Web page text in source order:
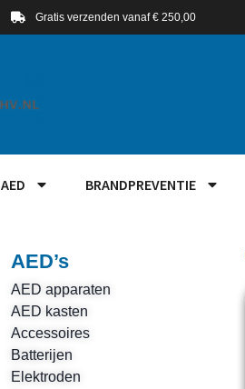
Gratis verzenden vanaf € 250,00
AED BRANDPREVENTIE
AED’s
AED apparaten
AED kasten
Accessoires
Batterijen
Elektroden